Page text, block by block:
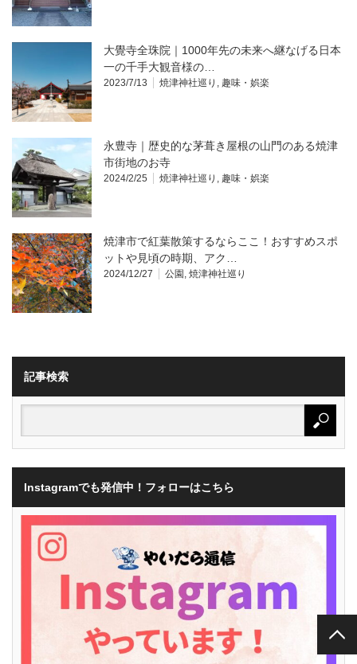
大覺寺全珠院｜1000年先の未来へ継なげる日本
一の千手大観音様の…
2023/7/13 焼津神社巡り 趣味・娯楽
永豊寺｜歴史的な茅葺き屋根の山門のある焼津
市街地のお寺
2024/2/25 焼津神社巡り 趣味・娯楽
焼津市で紅葉散策するならここ！おすすめスポ
ットや見頃の時期、アク…
2024/12/27 公園 焼津神社巡り
記事検索
Instagramでも発信中！フォローはこちら
PAGE TOP